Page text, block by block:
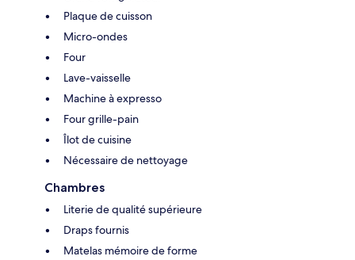
Plaque de cuisson
Micro-ondes
Four
Lave-vaisselle
Machine à expresso
Four grille-pain
Îlot de cuisine
Nécessaire de nettoyage
Chambres
Literie de qualité supérieure
Draps fournis
Matelas mémoire de forme